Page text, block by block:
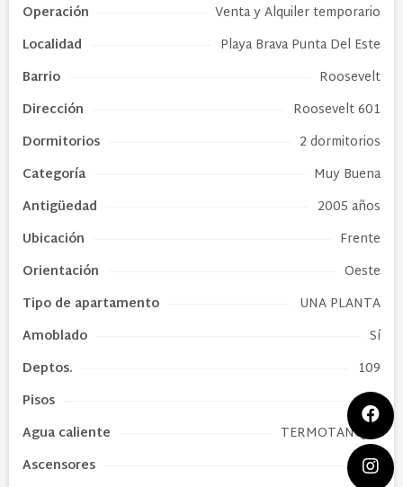
Operación
Venta y Alquiler temporario
Localidad
Playa Brava Punta Del Este
Barrio
Roosevelt
Dirección
Roosevelt 601
Dormitorios
2 dormitorios
Categoría
Muy Buena
Antigüedad
2005 años
Ubicación
Frente
Orientación
Oeste
Tipo de apartamento
UNA PLANTA
Amoblado
Sí
Deptos.
109
Pisos
20
Agua caliente
TERMOTANQUE
Ascensores
4